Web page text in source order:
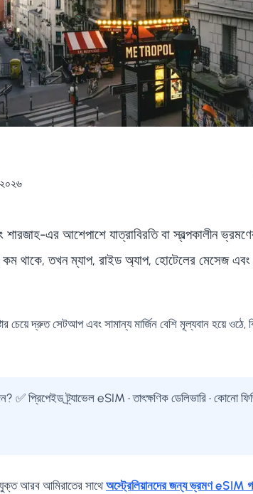
এর আশেপাশে যাত্রাবিরতি বা স্বল্পকালীন
থাকে, তখন ম্যাপ, রাইড অ্যাপ, হোটেলের মেসেজ এবং
চেয়ে দ্রুত সেটআপ এবং সামান্য মার্জিন বেশি মূল্যবান হয়ে ওঠে,
✅ প্রিপেইড ট্র্যাভেল eSIM • তাৎক্ষণিক ডেলিভারি • কোনো
আরব আমিরাতের সাথেঅস্ট্রেলিয়ানদের জন্য ভ্রমণ eSIM